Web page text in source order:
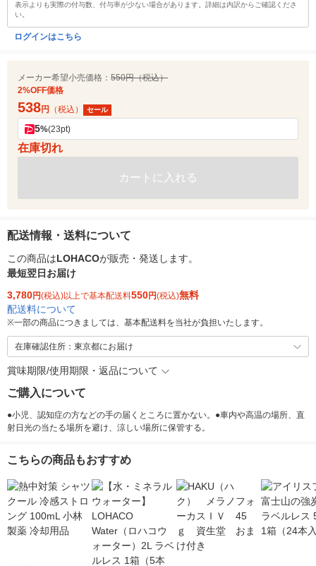
表示よりも実際の付与数、付与率が少ない場合があります。詳細は内訳からご確認くださ
い。
ログインはこちら
メーカー希望小売価格： 550円（税込）
2%OFF価格
538円 （税込） セール
5%(23pt)
在庫切れ
カートに入れる
配送情報・送料について
この商品はLOHACOが販売・発送します。
最短翌日お届け
3,780円(税込)以上で基本配送料550円(税込)無料
配送料について
※一部の商品につきましては、基本配送料を当社が負担いたします。
在庫確認住所：東京都にお届け
賞味期限/使用期限・返品について
ご購入について
●小児、認知症の方などの手の届くところに置かない。●車内や高温の場所、直
射日光の当たる場所を避け、涼しい場所に保管する。
こちらの商品もおすすめ